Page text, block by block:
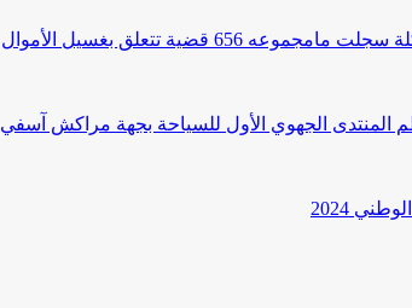
المنتدى الجهوي الأول للسياحة بجهة مراكش آسفي
2024